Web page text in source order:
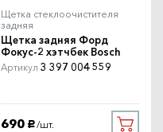
Щетка стеклоочистителя
задняя
Щетка задняя Форд
Фокус-2 хэтчбек Bosch
Артикул 3 397 004 559
690 руб. /шт.